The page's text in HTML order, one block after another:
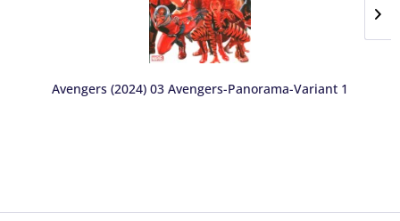
Am Samstag, den 25. Oktober 2025 findet ihr die Marvel-Tag
Avengers (2024) 03 Avengers-Panorama-Variant 1